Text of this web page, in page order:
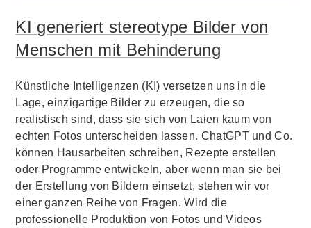
KI generiert stereotype Bilder von
Menschen mit Behinderung
Künstliche Intelligenzen (KI) versetzen uns in die
Lage, einzigartige Bilder zu erzeugen, die so
realistisch sind, dass sie sich von Laien kaum von
echten Fotos unterscheiden lassen. ChatGPT und Co.
können Hausarbeiten schreiben, Rezepte erstellen
oder Programme entwickeln, aber wenn man sie bei
der Erstellung von Bildern einsetzt, stehen wir vor
einer ganzen Reihe von Fragen. Wird die
professionelle Produktion von Fotos und Videos